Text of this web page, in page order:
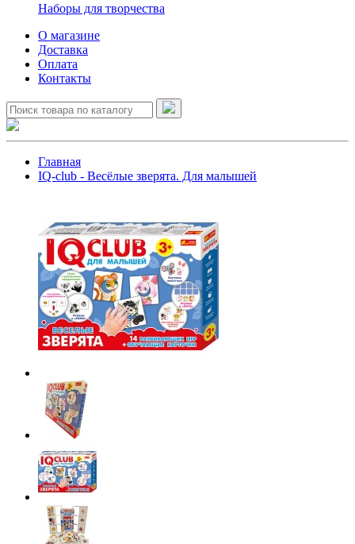
Наборы для творчества
О магазине
Доставка
Оплата
Контакты
Главная
IQ-club - Весёлые зверята. Для малышей